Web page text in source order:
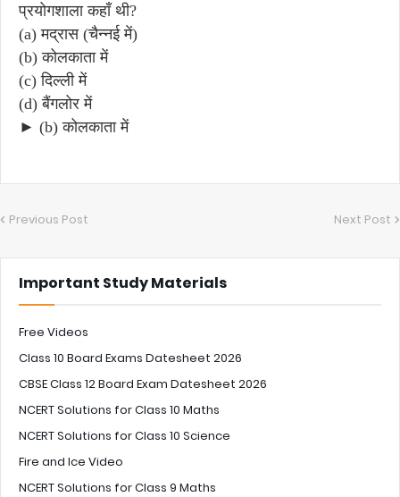
प्रयोगशाला कहाँ थी?
(a) मद्रास (चैन्नई में)
(b) कोलकाता में
(c) दिल्ली में
(d) बैंगलोर में
► (b) कोलकाता में
Previous Post Next Post
Important Study Materials
Free Videos
Class 10 Board Exams Datesheet 2026
CBSE Class 12 Board Exam Datesheet 2026
NCERT Solutions for Class 10 Maths
NCERT Solutions for Class 10 Science
Fire and Ice Video
NCERT Solutions for Class 9 Maths